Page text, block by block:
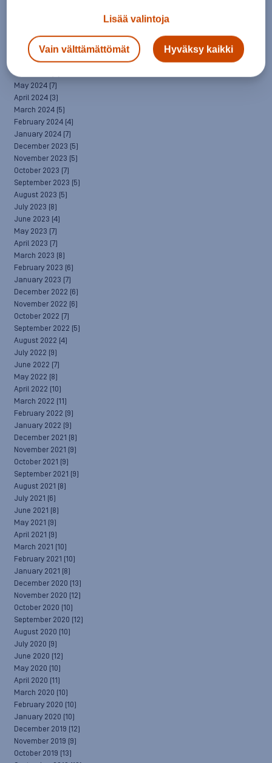
September 2024(4)
August 2024(6)
July 2024(5)
June 2024
May 2024 (7)
April 2024 (3)
March 2024 (5)
February 2024 (4)
January 2024 (7)
December 2023 (5)
November 2023 (5)
October 2023 (7)
September 2023 (5)
August 2023 (5)
July 2023 (8)
June 2023 (4)
May 2023 (7)
April 2023 (7)
March 2023 (8)
February 2023 (6)
January 2023 (7)
December 2022 (6)
November 2022 (6)
October 2022 (7)
September 2022 (5)
August 2022 (4)
July 2022 (9)
June 2022 (7)
May 2022 (8)
April 2022 (10)
March 2022 (11)
February 2022 (9)
January 2022 (9)
December 2021 (8)
November 2021 (9)
October 2021 (9)
September 2021 (9)
August 2021 (8)
July 2021 (6)
June 2021 (8)
May 2021 (9)
April 2021 (9)
March 2021 (10)
February 2021 (10)
January 2021 (8)
December 2020 (13)
November 2020 (12)
October 2020 (10)
September 2020 (12)
August 2020 (10)
July 2020 (9)
June 2020 (12)
May 2020 (10)
April 2020 (11)
March 2020 (10)
February 2020 (10)
January 2020 (10)
December 2019 (12)
November 2019 (9)
October 2019 (13)
Lisää valintoja
Vain välttämättömät Hyväksy kaikki